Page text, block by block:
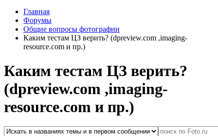
Главная
Форумы
Общие вопросы фотографии
Каким тестам ЦЗ верить? (dpreview.com ,imaging-
resource.com и пр.)
Каким тестам ЦЗ верить?
(dpreview.com ,imaging-
resource.com и пр.)